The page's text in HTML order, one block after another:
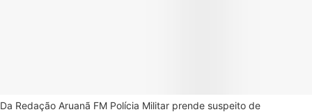
Da Redação Aruanã FM Polícia Militar prende suspeito de